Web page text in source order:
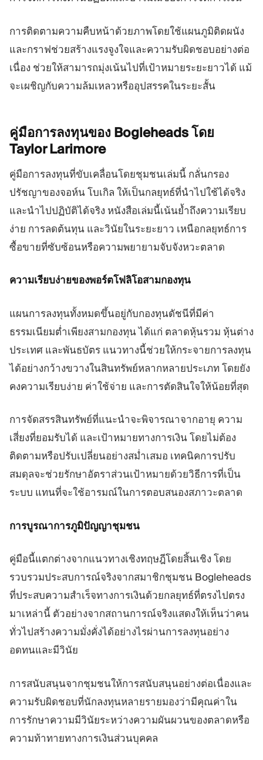
การติดตามความคืบหน้าด้วยภาพโดยใช้แผนภูมิติดผนัง
และกราฟช่วยสร้างแรงจูงใจและความรับผิดชอบอย่างต่อ
เนื่อง ช่วยให้สามารถมุ่งเน้นไปที่เป้าหมายระยะยาวได้ แม้
จะเผชิญกับความล้มเหลวหรืออุปสรรคในระยะสั้น
คู่มือการลงทุนของ Bogleheads โดย
TaylorLarimore
คู่มือการลงทุนที่ขับเคลื่อนโดยชุมชนเล่มนี้ กลั่นกรอง
ปรัชญาของจอห์น โบเกิล ให้เป็นกลยุทธ์ที่นำไปใช้ได้จริง
และนำไปปฏิบัติได้จริง หนังสือเล่มนี้เน้นย้ำถึงความเรียบ
ง่าย การลดต้นทุน และวินัยในระยะยาว เหนือกลยุทธ์การ
ซื้อขายที่ซับซ้อนหรือความพยายามจับจังหวะตลาด
ความเรียบง่ายของพอร์ตโฟลิโอสามกองทุน
แผนการลงทุนทั้งหมดขึ้นอยู่กับกองทุนดัชนีที่มีค่า
ธรรมเนียมต่ำเพียงสามกองทุน ได้แก่ ตลาดหุ้นรวม หุ้นต่าง
ประเทศ และพันธบัตร แนวทางนี้ช่วยให้กระจายการลงทุน
ได้อย่างกว้างขวางในสินทรัพย์หลากหลายประเภท โดยยัง
คงความเรียบง่าย ค่าใช้จ่าย และการตัดสินใจให้น้อยที่สุด
การจัดสรรสินทรัพย์ที่แนะนำจะพิจารณาจากอายุ ความ
เสี่ยงที่ยอมรับได้ และเป้าหมายทางการเงิน โดยไม่ต้อง
ติดตามหรือปรับเปลี่ยนอย่างสม่ำเสมอ เทคนิคการปรับ
สมดุลจะช่วยรักษาอัตราส่วนเป้าหมายด้วยวิธีการที่เป็น
ระบบ แทนที่จะใช้อารมณ์ในการตอบสนองสภาวะตลาด
การบูรณาการภูมิปัญญาชุมชน
คู่มือนี้แตกต่างจากแนวทางเชิงทฤษฎีโดยสิ้นเชิง โดย
รวบรวมประสบการณ์จริงจากสมาชิกชุมชน Bogleheads
ที่ประสบความสำเร็จทางการเงินด้วยกลยุทธ์ที่ตรงไปตรง
มาเหล่านี้ ตัวอย่างจากสถานการณ์จริงแสดงให้เห็นว่าคน
ทั่วไปสร้างความมั่งคั่งได้อย่างไรผ่านการลงทุนอย่าง
อดทนและมีวินัย
การสนับสนุนจากชุมชนให้การสนับสนุนอย่างต่อเนื่องและ
ความรับผิดชอบที่นักลงทุนหลายรายมองว่ามีคุณค่าใน
การรักษาความมีวินัยระหว่างความผันผวนของตลาดหรือ
ความท้าทายทางการเงินส่วนบุคคล